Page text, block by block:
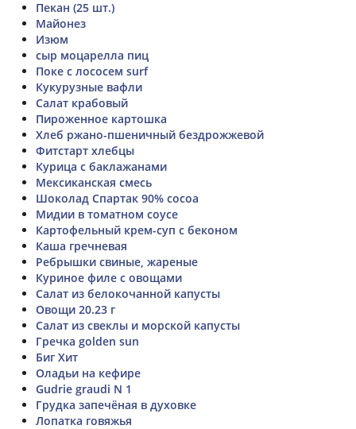
Пекан (25 шт.)
Майонез
Изюм
сыр моцарелла пиц
Поке с лососем surf
Кукурузные вафли
Салат крабовый
Пироженное картошка
Хлеб ржано-пшеничный бездрожжевой
Фитстарт хлебцы
Курица с баклажанами
Мексиканская смесь
Шоколад Спартак 90% cocoa
Мидии в томатном соусе
Картофельный крем-суп с беконом
Каша гречневая
Ребрышки свиные, жареные
Куриное филе с овощами
Салат из белокочанной капусты
Овощи 20.23 г
Салат из свеклы и морской капусты
Гречка golden sun
Биг Хит
Оладьи на кефире
Gudrie graudi N 1
Грудка запечёная в духовке
Лопатка говяжья